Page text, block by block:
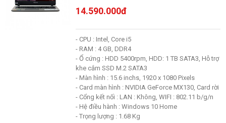
14.590.000đ
- CPU : Intel, Core i5
- RAM : 4 GB, DDR4
- Ổ cứng : HDD 5400rpm, HDD: 1 TB SATA3, Hỗ trợ
khe cắm SSD M.2 SATA3
- Màn hình : 15.6 inchs, 1920 x 1080 Pixels
- Card màn hình : NVIDIA GeForce MX130, Card rời
- Cổng kết nối : LAN : Không, WIFI : 802.11 b/g/n
- Hệ điều hành : Windows 10 Home
- Trọng lượng : 1.68 Kg